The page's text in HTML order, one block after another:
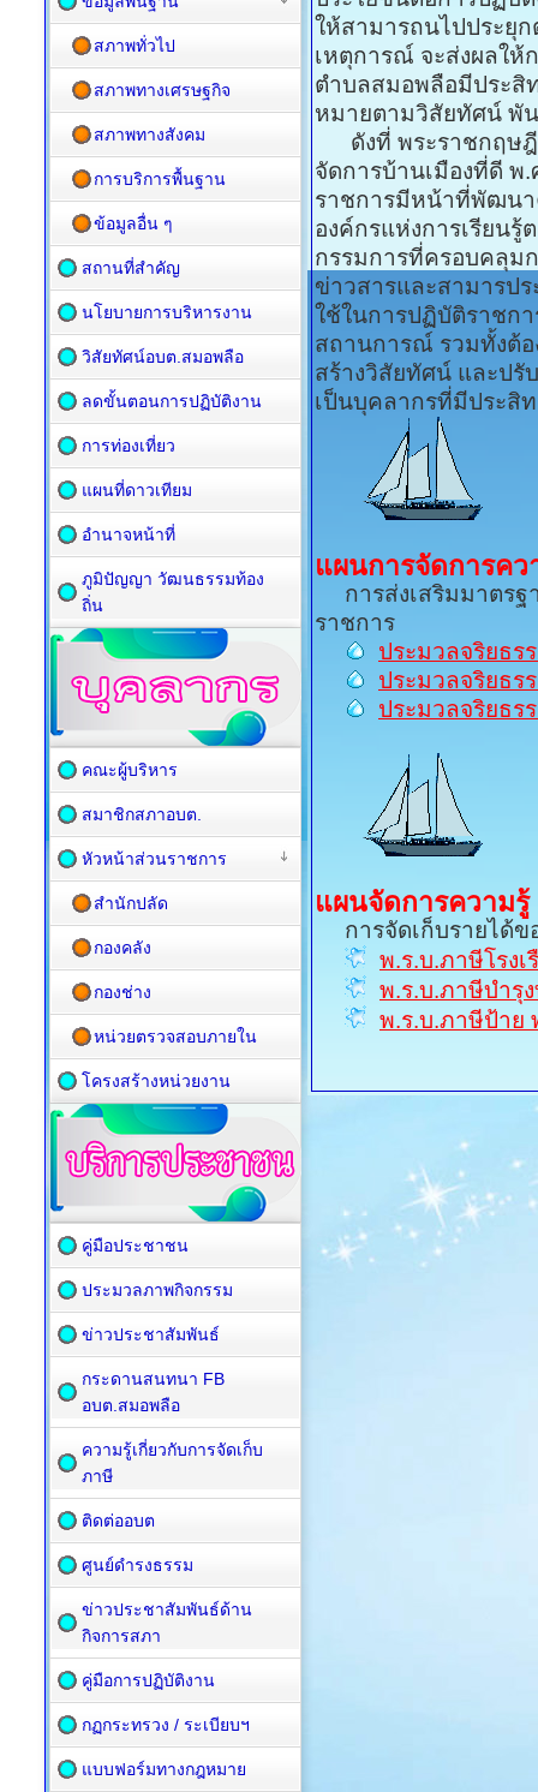
ให้สามารถนไปประยุ
เหตุการณ์ จะส่งผลให้
ตำบลสมอพลือมีประสิ
หมายตามวิสัยทัศน์ พัน
ดังที่ พระราชกฤษฎี
จัดการบ้านเมืองที่ดี
ราชการมีหน้าที่พัฒนา
องค์กรแห่งการเรียน
กรรมการที่ครอบคลุม
ข่าวสารและสามารป
ใช้ในการปฏิบัติราชกา
สถานการณ์ รวมทั้งต้
สร้างวิสัยทัศน์ และปรั
เป็นบุคลากรที่มีประสิ
แผนการจัดการคว
การส่งเสริมมาตรฐ
ราชการ
ประมวลจริยธร
ประมวลจริยธร
ประมวลจริยธร
แผนจัดการความรู้
การจัดเก็บรายได้ข
พ.ร.บ.ภาษีโรง
พ.ร.บ.ภาษีบำรุ
พ.ร.บ.ภาษีป้าย
สภาพทั่วไป
สภาพทางเศรษฐกิจ
สภาพทางสังคม
การบริการพื้นฐาน
ข้อมูลอื่น ๆ
สถานที่สำคัญ
นโยบายการบริหารงาน
วิสัยทัศน์อบต.สมอพลือ
ลดขั้นตอนการปฏิบัติงาน
การท่องเที่ยว
แผนที่ดาวเทียม
อำนาจหน้าที่
ภูมิปัญญา วัฒนธรรมท้อง
ถิ่น
คณะผู้บริหาร
สมาชิกสภาอบต.
หัวหน้าส่วนราชการ
สำนักปลัด
กองคลัง
กองช่าง
หน่วยตรวจสอบภายใน
โครงสร้างหน่วยงาน
คู่มือประชาชน
ประมวลภาพกิจกรรม
ข่าวประชาสัมพันธ์
กระดานสนทนา FB
อบต.สมอพลือ
ความรู้เกี่ยวกับการจัดเก็บ
ภาษี
ติดต่ออบต
ศูนย์ดำรงธรรม
ข่าวประชาสัมพันธ์ด้าน
กิจการสภา
คู่มือการปฏิบัติงาน
กฏกระทรวง / ระเบียบฯ
แบบฟอร์มทางกฎหมาย